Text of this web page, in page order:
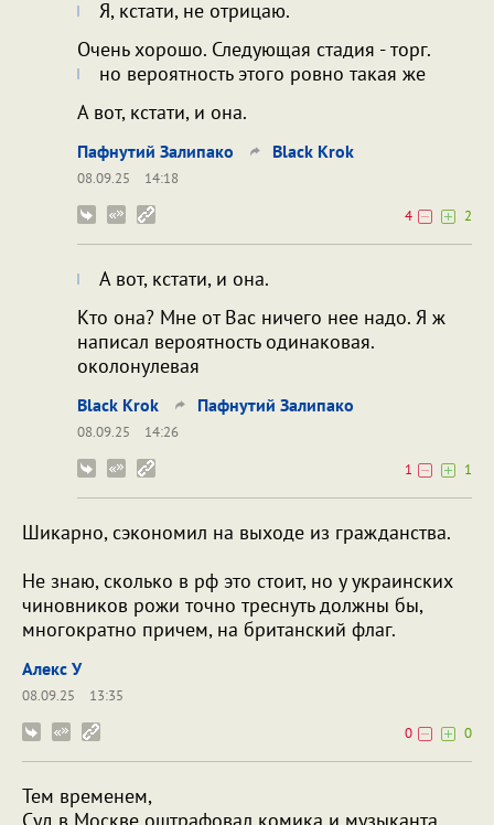
Я, кстати, не отрицаю.
Очень хорошо. Следующая стадия - торг.
но вероятность этого ровно такая же
А вот, кстати, и она.
Пафнутий Залипако Black Krok
08.09.25
14:18
4
2
А вот, кстати, и она.
Кто она? Мне от Вас ничего нее надо. Я ж
написал вероятность одинаковая.
околонулевая
Black Krok Пафнутий Залипако
08.09.25
14:26
1
1
Шикарно, сэкономил на выходе из гражданства.
Не знаю, сколько в рф это стоит, но у украинских
чиновников рожи точно треснуть должны бы,
многократно причем, на британский флаг.
Алекс У
08.09.25
13:35
0
0
Тем временем,